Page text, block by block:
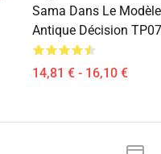
Sama Dans Le
Antique Décision
14,81 € - 16,10 €